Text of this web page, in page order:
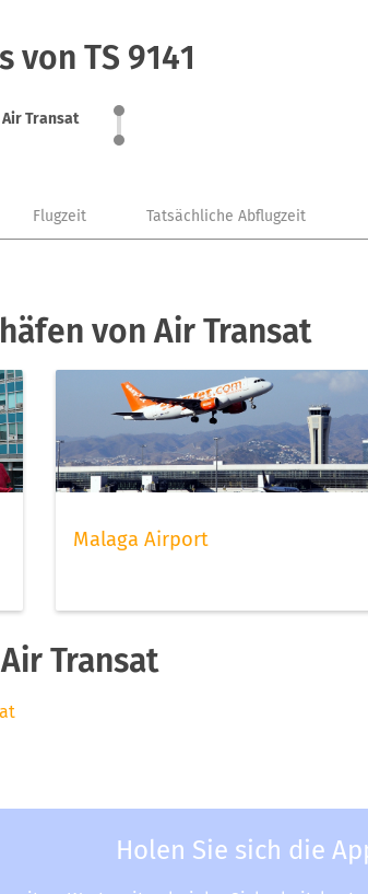
TS 9141
Air Transat
Flugzeit Tatsächliche Abflugzeit
von Air Transat
Malaga Airport
Transat
Holen Sie sich die